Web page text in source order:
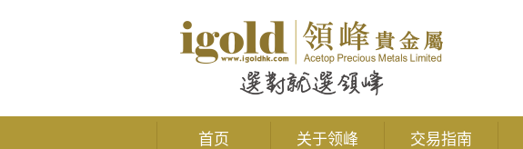
首页 关于领峰 交易指南